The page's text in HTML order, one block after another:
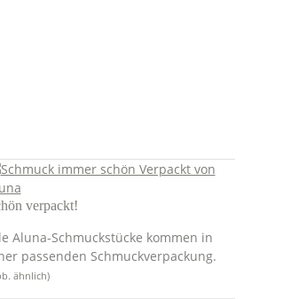
verpackt!
Aluna-Schmuckstücke kommen in
passenden Schmuckverpackung.
ähnlich)